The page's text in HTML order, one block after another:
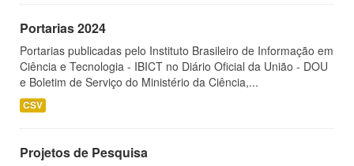
Portarias 2024
Portarias publicadas pelo Instituto Brasileiro de Informação em
Ciência e Tecnologia - IBICT no Diário Oficial da União - DOU
e Boletim de Serviço do Ministério da Ciência,...
CSV
Projetos de Pesquisa